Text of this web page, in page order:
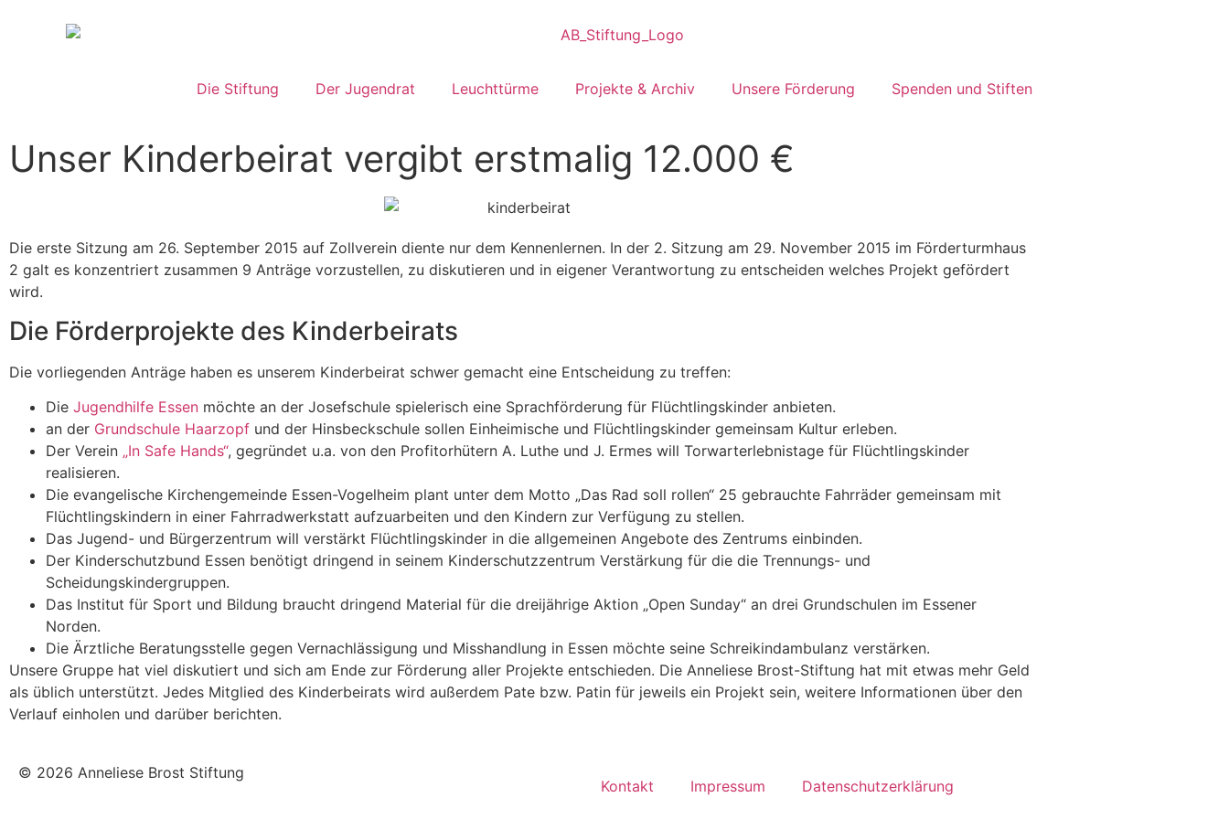
Die Stiftung Der Jugendrat Leuchttürme Projekte & Archiv Unsere Förderung Spenden und Stiften
Unser Kinderbeirat vergibt erstmalig 12.000 €
Die erste Sitzung am 26. September 2015 auf Zollverein diente nur dem Kennenlernen. In der 2. Sitzung am 29. November 2015 im Förderturmhaus
2 galt es konzentriert zusammen 9 Anträge vorzustellen, zu diskutieren und in eigener Verantwortung zu entscheiden welches Projekt gefördert
wird.
Die Förderprojekte des Kinderbeirats
Die vorliegenden Anträge haben es unserem Kinderbeirat schwer gemacht eine Entscheidung zu treffen:
Die Jugendhilfe Essen möchte an der Josefschule spielerisch eine Sprachförderung für Flüchtlingskinder anbieten.
an der Grundschule Haarzopf und der Hinsbeckschule sollen Einheimische und Flüchtlingskinder gemeinsam Kultur erleben.
Der Verein „In Safe Hands“, gegründet u.a. von den Profitorhütern A. Luthe und J. Ermes will Torwarterlebnistage für Flüchtlingskinder
realisieren.
Die evangelische Kirchengemeinde Essen-Vogelheim plant unter dem Motto „Das Rad soll rollen“ 25 gebrauchte Fahrräder gemeinsam mit
Flüchtlingskindern in einer Fahrradwerkstatt aufzuarbeiten und den Kindern zur Verfügung zu stellen.
Das Jugend- und Bürgerzentrum will verstärkt Flüchtlingskinder in die allgemeinen Angebote des Zentrums einbinden.
Der Kinderschutzbund Essen benötigt dringend in seinem Kinderschutzzentrum Verstärkung für die die Trennungs- und
Scheidungskindergruppen.
Das Institut für Sport und Bildung braucht dringend Material für die dreijährige Aktion „Open Sunday“ an drei Grundschulen im Essener
Norden.
Die Ärztliche Beratungsstelle gegen Vernachlässigung und Misshandlung in Essen möchte seine Schreikindambulanz verstärken.
Unsere Gruppe hat viel diskutiert und sich am Ende zur Förderung aller Projekte entschieden. Die Anneliese Brost-Stiftung hat mit etwas mehr Geld
als üblich unterstützt. Jedes Mitglied des Kinderbeirats wird außerdem Pate bzw. Patin für jeweils ein Projekt sein, weitere Informationen über den
Verlauf einholen und darüber berichten.
© 2026 Anneliese Brost Stiftung
Kontakt Impressum Datenschutzerklärung